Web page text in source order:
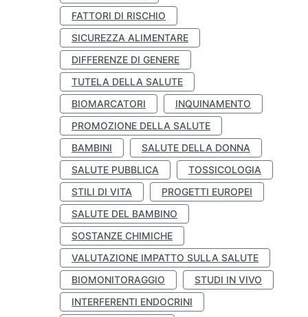
FATTORI DI RISCHIO
SICUREZZA ALIMENTARE
DIFFERENZE DI GENERE
TUTELA DELLA SALUTE
BIOMARCATORI
INQUINAMENTO
PROMOZIONE DELLA SALUTE
BAMBINI
SALUTE DELLA DONNA
SALUTE PUBBLICA
TOSSICOLOGIA
STILI DI VITA
PROGETTI EUROPEI
SALUTE DEL BAMBINO
SOSTANZE CHIMICHE
VALUTAZIONE IMPATTO SULLA SALUTE
BIOMONITORAGGIO
STUDI IN VIVO
INTERFERENTI ENDOCRINI